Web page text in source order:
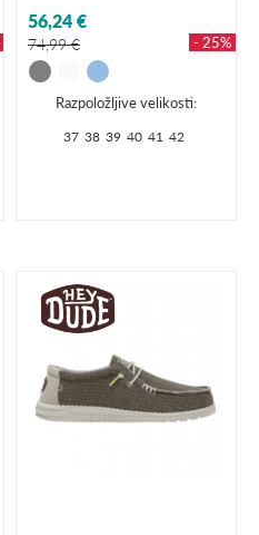
56,24 €
74,99 € - 25%
Razpoložljive velikosti:
37 38 39 40 41 42